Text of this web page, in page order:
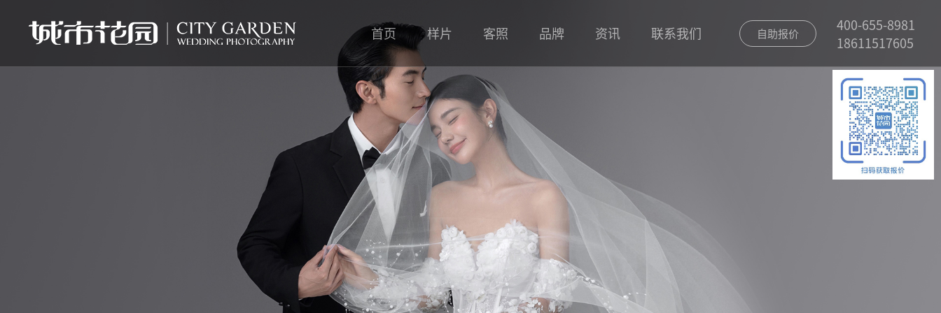
首页 样片 客照 品牌 资讯 联系我们 自助报价
400-655-8981
18611517605